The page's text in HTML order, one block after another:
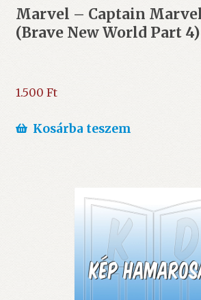
Marvel – Captain Marvel
(Brave New World Part 4)
1.500 Ft
Kosárba teszem